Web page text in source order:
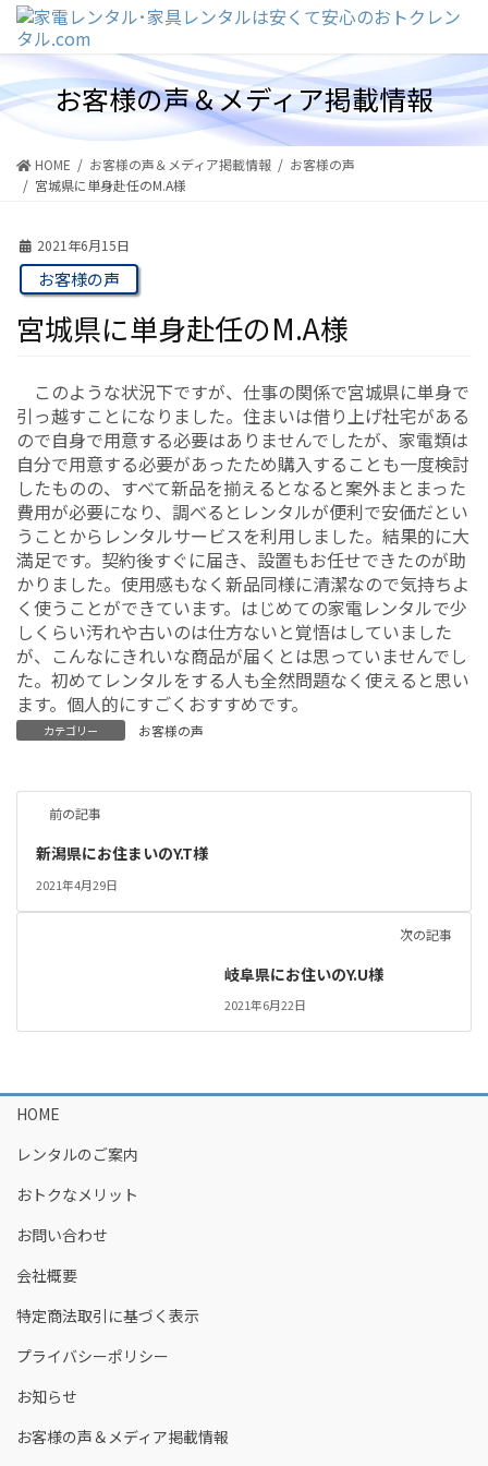
テ
ツ
に
ゲ
シ
ョ
お客様の声＆メディア掲載情報
HOME お客様の声＆メディア掲載情報
お客様の声
宮城県に単身赴任のM.A様
2021年6月15日
お客様の声
宮城県に単身赴任のM.A様
このような状況下ですが、仕事の関係で宮城県に単身で
引っ越すことになりました。住まいは借り上げ社宅がある
ので自身で用意する必要はありませんでしたが、家電類は
自分で用意する必要があったため購入することも一度検討
したものの、すべて新品を揃えるとなると案外まとまった
費用が必要になり、調べるとレンタルが便利で安価だとい
うことからレンタルサービスを利用しました。結果的に大
満足です。契約後すぐに届き、設置もお任せできたのが助
かりました。使用感もなく新品同様に清潔なので気持ちよ
く使うことができています。はじめての家電レンタルで少
しくらい汚れや古いのは仕方ないと覚悟はしていました
が、こんなにきれいな商品が届くとは思っていませんでし
た。初めてレンタルをする人も全然問題なく使えると思い
ます。個人的にすごくおすすめです。
カテゴリー お客様の声
前の記事
新潟県にお住まいのY.T様
2021年4月29日
次の記事
岐阜県にお住いのY.U様
2021年6月22日
HOME
レンタルのご案内
おトクなメリット
お問い合わせ
会社概要
特定商法取引に基づく表示
プライバシーポリシー
お知らせ
お客様の声＆メディア掲載情報